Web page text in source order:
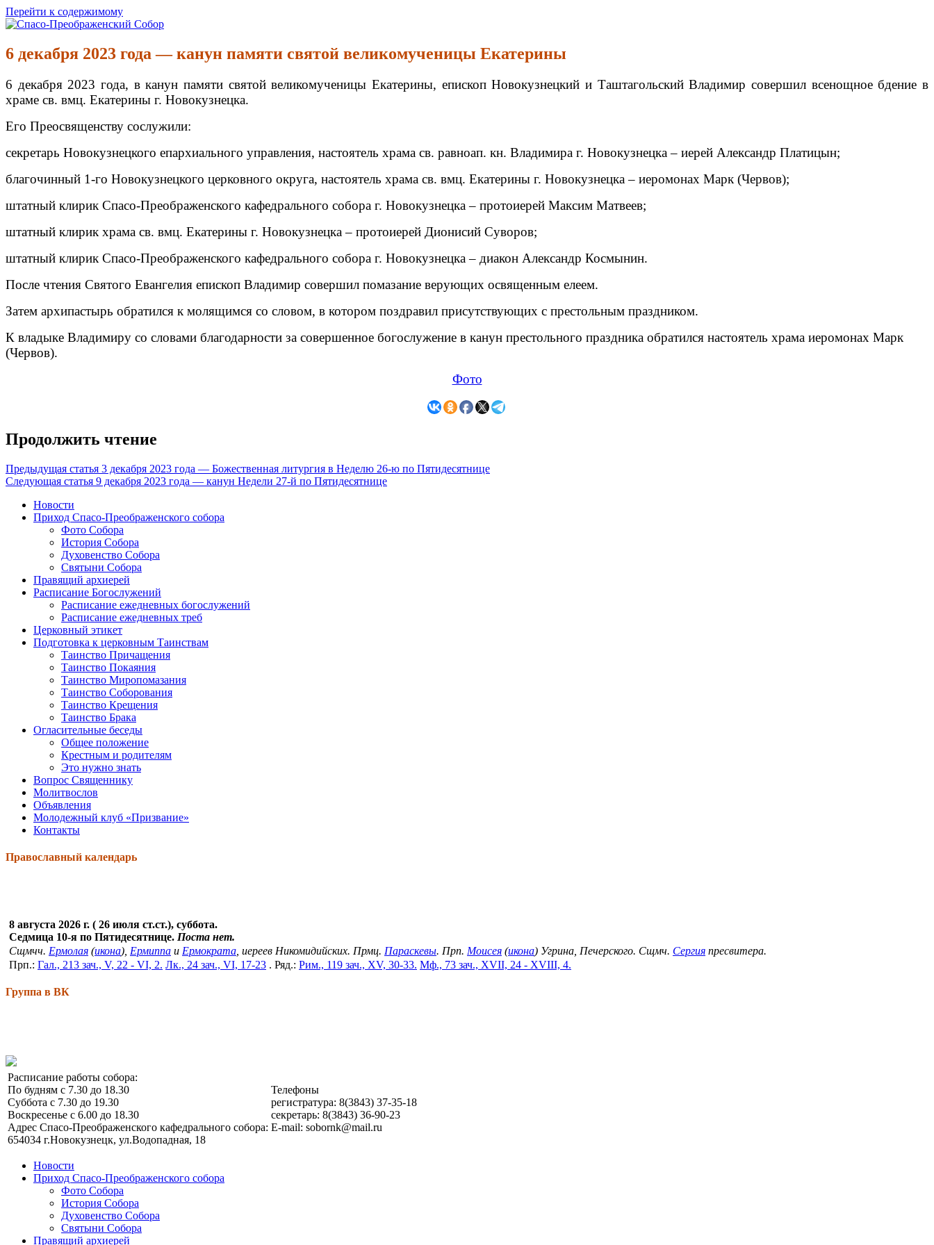
Перейти к содержимому
Спасо-Преображенский Собор
Спасо-Преображенский кафедральный Собор Новокузнецк
6 декабря 2023 года — канун памяти святой великомученицы Екатерины
6 декабря 2023 года, в канун памяти святой великомученицы Екатерины, епископ Новокузнецкий и Таштагольский Владимир совершил всенощное бдение в
храме св. вмц. Екатерины г. Новокузнецка.
Его Преосвященству сослужили:
секретарь Новокузнецкого епархиального управления, настоятель храма св. равноап. кн. Владимира г. Новокузнецка – иерей Александр Платицын;
благочинный 1-го Новокузнецкого церковного округа, настоятель храма св. вмц. Екатерины г. Новокузнецка – иеромонах Марк (Червов);
штатный клирик Спасо-Преображенского кафедрального собора г. Новокузнецка – протоиерей Максим Матвеев;
штатный клирик храма св. вмц. Екатерины г. Новокузнецка – протоиерей Дионисий Суворов;
штатный клирик Спасо-Преображенского кафедрального собора г. Новокузнецка – диакон Александр Космынин.
После чтения Святого Евангелия епископ Владимир совершил помазание верующих освященным елеем.
Затем архипастырь обратился к молящимся со словом, в котором поздравил присутствующих с престольным праздником.
К владыке Владимиру со словами благодарности за совершенное богослужение в канун престольного праздника обратился настоятель храма иеромонах Марк
(Червов).
Фото
Продолжить чтение
Предыдущая статья 3 декабря 2023 года — Божественная литургия в Неделю 26-ю по Пятидесятнице
Следующая статья 9 декабря 2023 года — канун Недели 27-й по Пятидесятнице
Новости
Приход Спасо-Преображенского собора
Фото Собора
История Собора
Духовенство Собора
Святыни Собора
Правящий архиерей
Расписание Богослужений
Расписание ежедневных богослужений
Расписание ежедневных треб
Церковный этикет
Подготовка к церковным Таинствам
Таинство Причащения
Таинство Покаяния
Таинство Миропомазания
Таинство Соборования
Таинство Крещения
Таинство Брака
Огласительные беседы
Общее положение
Крестным и родителям
Это нужно знать
Вопрос Священнику
Молитвослов
Объявления
Молодежный клуб «Призвание»
Контакты
Православный календарь
8 августа 2026 г. ( 26 июля ст.ст.), суббота.
Седмица 10-я по Пятидесятнице. Поста нет.
Сщмчч. Ермолая (икона), Ермиппа и Ермократа , иереев Никомидийских. Прмц. Параскевы. Прп. Моисея (икона) Угрина, Печерского. Сщмч. Сергия пресвитера.
Прп.: Гал., 213 зач., V, 22 - VI, 2. Лк., 24 зач., VI, 17-23 . Ряд.: Рим., 119 зач., XV, 30-33. Мф., 73 зач., XVII, 24 - XVIII, 4.
Группа в ВК
Расписание работы собора:
По будням с 7.30 до 18.30
Суббота с 7.30 до 19.30
Воскресенье с 6.00 до 18.30
Адрес Спасо-Преображенского кафедрального собора:
654034 г.Новокузнецк, ул.Водопадная, 18
Телефоны
регистратура: 8(3843) 37-35-18
секретарь: 8(3843) 36-90-23
E-mail: sobornk@mail.ru
Новости
Приход Спасо-Преображенского собора
Фото Собора
История Собора
Духовенство Собора
Святыни Собора
Правящий архиерей